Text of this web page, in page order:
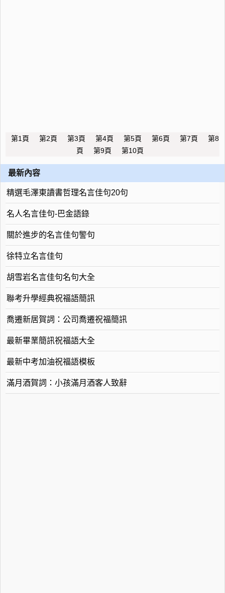
第1頁 第2頁 第3頁 第4頁 第5頁 第6頁 第7頁
第8
頁
第9頁 第10頁
最新內容
精選毛澤東讀書哲理名言佳句20句
名人名言佳句-巴金語錄
關於進步的名言佳句警句
徐特立名言佳句
胡雪岩名言佳句名句大全
聯考升學經典祝福語簡訊
喬遷新居賀詞：公司喬遷祝福簡訊
最新畢業簡訊祝福語大全
最新中考加油祝福語模板
滿月酒賀詞：小孩滿月酒客人致辭